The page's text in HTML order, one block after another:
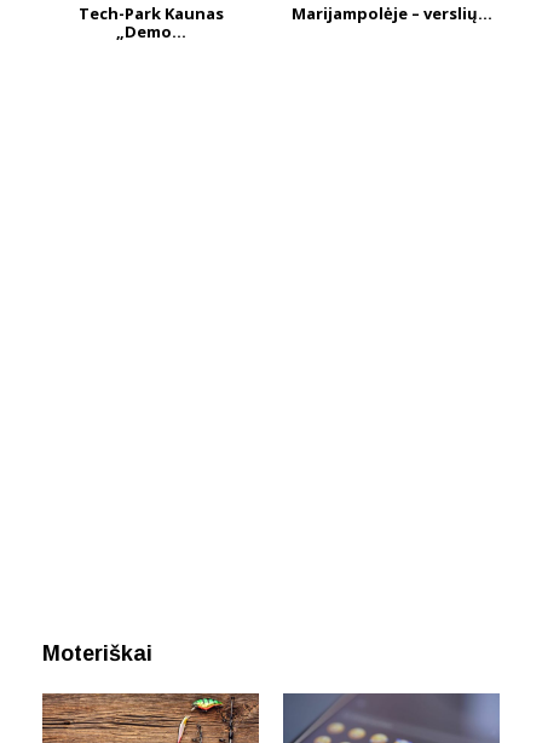
Tech-Park Kaunas
„Demo...
Marijampolėje – verslių...
Moteriškai